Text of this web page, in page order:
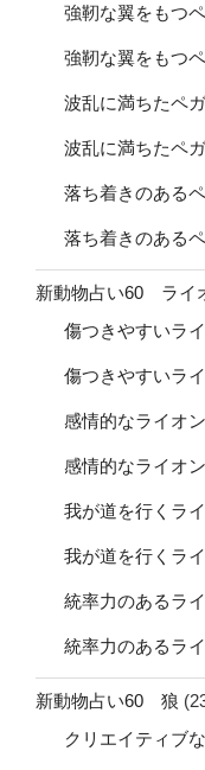
強靭な翼をもつ
強靭な翼をもつ
波乱に満ちたペ
波乱に満ちたペ
落ち着きのある
落ち着きのある
新動物占い60 ライ
傷つきやすいラ
傷つきやすいラ
感情的なライオ
感情的なライオ
我が道を行くラ
我が道を行くラ
統率力のあるラ
統率力のあるラ
新動物占い60 狼
クリエイティブ